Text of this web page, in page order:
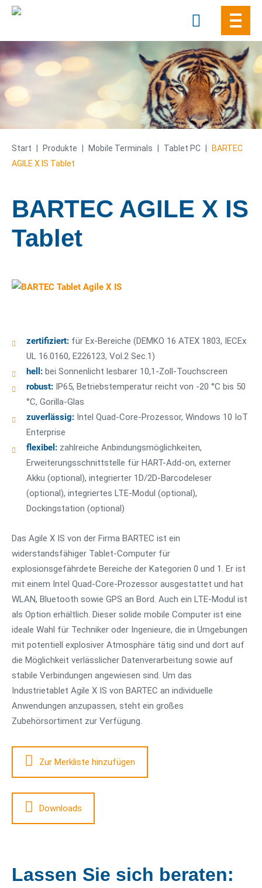
to
content
Start Produkte Mobile Terminals Tablet PC
BARTEC
AGILE X IS Tablet
BARTEC AGILE X IS
Tablet
zertifiziert: für Ex-Bereiche (DEMKO 16 ATEX 1803, IECEx
UL 16.0160, E226123, Vol.2 Sec.1)
hell: bei Sonnenlicht lesbarer 10,1-Zoll-Touchscreen
robust: IP65, Betriebstemperatur reicht von -20 °C bis 50
°C, Gorilla-Glas
zuverlässig: Intel Quad-Core-Prozessor, Windows 10 IoT
Enterprise
flexibel: zahlreiche Anbindungsmöglichkeiten,
Erweiterungsschnittstelle für HART-Add-on, externer
Akku (optional), integrierter 1D/2D-Barcodeleser
(optional), integriertes LTE-Modul (optional),
Dockingstation (optional)
Das Agile X IS von der Firma BARTEC ist ein
widerstandsfähiger Tablet-Computer für
explosionsgefährdete Bereiche der Kategorien 0 und 1. Er ist
mit einem Intel Quad-Core-Prozessor ausgestattet und hat
WLAN, Bluetooth sowie GPS an Bord. Auch ein LTE-Modul ist
als Option erhältlich. Dieser solide mobile Computer ist eine
ideale Wahl für Techniker oder Ingenieure, die in Umgebungen
mit potentiell explosiver Atmosphäre tätig sind und dort auf
die Möglichkeit verlässlicher Datenverarbeitung sowie auf
stabile Verbindungen angewiesen sind. Um das
Industrietablet Agile X IS von BARTEC an individuelle
Anwendungen anzupassen, steht ein großes
Zubehörsortiment zur Verfügung.
Zur Merkliste hinzufügen
Downloads
Lassen Sie sich beraten: